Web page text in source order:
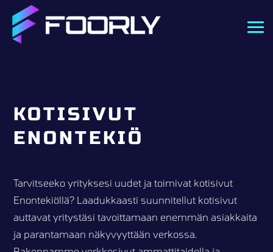
KOTISIVUT
ENONTEKIÖ
Tarvitseeko yrityksesi uudet ja toimivat kotisivut
Enontekiöllä? Laadukkaasti suunnitellut kotisivut
auttavat yritystäsi tavoittamaan enemmän asiakkaita
ja parantamaan näkyvyyttään verkossa.